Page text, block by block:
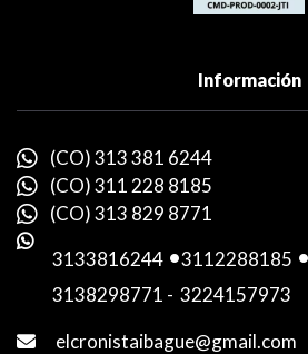
Información
(CO) 313 381 6244
(CO) 311 228 8185
(CO) 313 829 8771
3133816244 -3112288185 -
3138298771 - 3224157973
elcronistaibague@gmail.com